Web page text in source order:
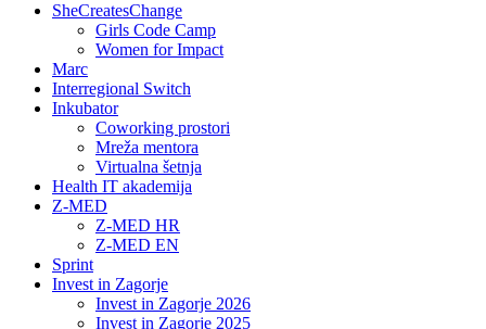
SheCreatesChange
Girls Code Camp
Women for Impact
Marc
Interregional Switch
Inkubator
Coworking prostori
Mreža mentora
Virtualna šetnja
Health IT akademija
Z-MED
Z-MED HR
Z-MED EN
Sprint
Invest in Zagorje
Invest in Zagorje 2026
Invest in Zagorje 2025